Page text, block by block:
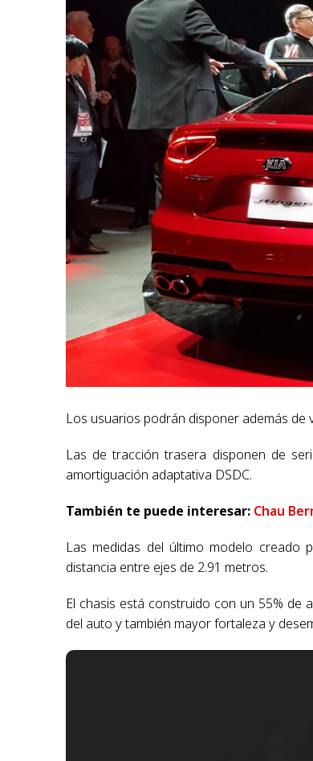
Los usuarios podrán disponer además
Las de tracción trasera disponen de
amortiguación adaptativa DSDC.
También te puede interesar: Chau
Las medidas del último modelo
distancia entre ejes de 2.91 metros.
El chasis está construido con un 55%
del auto y también mayor fortaleza y